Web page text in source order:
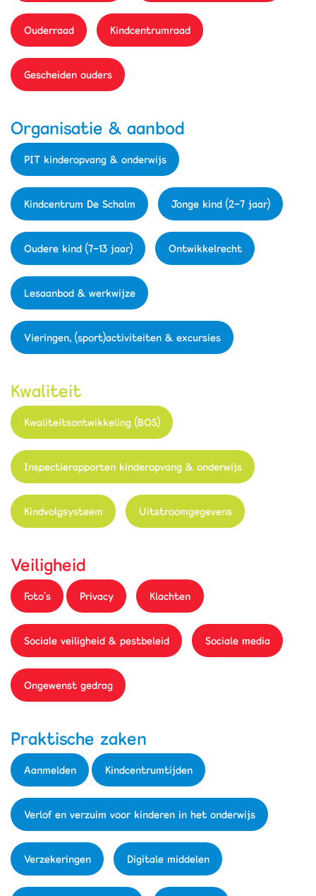
Ouderraad Kindcentrumraad
Gescheiden ouders
Organisatie & aanbod
PIT kinderopvang & onderwijs
Kindcentrum De Schalm Jonge kind (2-7 jaar)
Oudere kind (7-13 jaar) Ontwikkelrecht
Lesaanbod & werkwijze
Vieringen, (sport)activiteiten & excursies
Kwaliteit
Kwaliteitsontwikkeling (BOS)
Inspectierapporten kinderopvang & onderwijs
Kindvolgsysteem Uitstroomgegevens
Veiligheid
Foto's Privacy Klachten
Sociale veiligheid & pestbeleid Sociale media
Ongewenst gedrag
Praktische zaken
Aanmelden Kindcentrumtijden
Verlof en verzuim voor kinderen in het onderwijs
Verzekeringen Digitale middelen